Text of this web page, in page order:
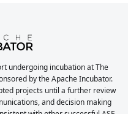
undergoing incubation at The
by the Apache Incubator.
projects until a further review
and decision making